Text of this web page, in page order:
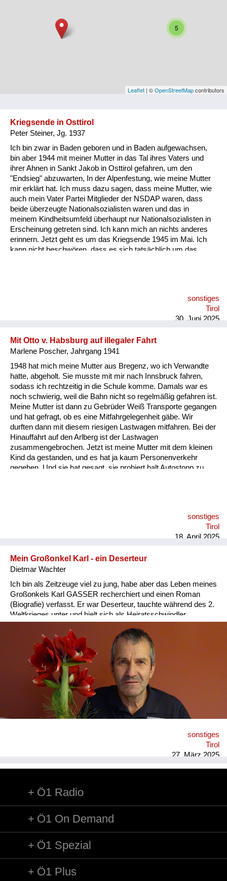
Vorarlberg
Besatzungsmächte
Frauen, Mütter, Kinder
Versorgung
Heimkehrer
Fluchtgeschichten
Wohnen
sonstiges
5
Leaflet | ©OpenStreetMapcontributors
Kriegsende in Osttirol
Peter Steiner, Jg. 1937
Ich bin zwar in Baden geboren und in Baden aufgewachsen,
bin aber 1944 mit meiner Mutter in das Tal ihres Vaters und
ihrer Ahnen in Sankt Jakob in Osttirol gefahren, um den
"Endsieg" abzuwarten, In der Alpenfestung, wie meine Mutter
mir erklärt hat. Ich muss dazu sagen, dass meine Mutter, wie
auch mein Vater Partei Mitglieder der NSDAP waren, dass
beide überzeugte Nationalsozialisten waren und das in
meinem Kindheitsumfeld überhaupt nur Nationalsozialisten in
Erscheinung getreten sind. Ich kann mich an nichts anderes
erinnern. Jetzt geht es um das Kriegsende 1945 im Mai. Ich
kann nicht beschwören, dass es sich tatsächlich um das
gegangen, wo vor dem einzigen höheren Haus, das dortsonstiges
Tirol
30. Juni 2025
Mit Otto v. Habsburg auf illegaler Fahrt
Marlene Poscher, Jahrgang 1941
1948 hat mich meine Mutter aus Bregenz, wo ich Verwandte
hatte, abgeholt. Sie musste mit mir nach Innsbruck fahren,
sodass ich rechtzeitig in die Schule komme. Damals war es
noch schwierig, weil die Bahn nicht so regelmäßig gefahren ist.
Meine Mutter ist dann zu Gebrüder Weiß Transporte gegangen
und hat gefragt, ob es eine Mitfahrgelegenheit gäbe. Wir
durften dann mit diesem riesigen Lastwagen mitfahren. Bei der
Hinauffahrt auf den Arlberg ist der Lastwagen
zusammengebrochen. Jetzt ist meine Mutter mit dem kleinen
Kind da gestanden, und es hat ja kaum Personenverkehr
gegeben. Und sie hat gesagt, sie probiert halt Autostopp zu
Mutter konnte vorne einsteigen und ich bin hinten bei dem
anderen Herren gesessen. Zu dieser Zeit damals konnte ich
sonstiges
Tirol
18. April 2025
Mein Großonkel Karl - ein Deserteur
Dietmar Wachter
Ich bin als Zeitzeuge viel zu jung, habe aber das Leben meines
Großonkels Karl GASSER recherchiert und einen Roman
(Biografie) verfasst. Er war Deserteur, tauchte während des 2.
Weltkrieges unter und hielt sich als Heiratsschwindler,
und Nazis gleichfalls. Nach dem Krieg tauchte er unter.
sonstiges
Tirol
27. März 2025
Ö1 Radio
Ö1 On Demand
Ö1 Spezial
Ö1 Plus